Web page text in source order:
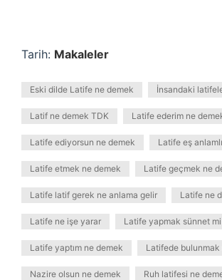
Tarih: Makaleler
Eski dilde Latife ne demek İnsandaki
Latif ne demek TDK Latife ederim ne
Latife ediyorsun ne demek Latife eş
Latife etmek ne demek Latife geçmek ne
Latife latif gerek ne anlama gelir Latife ne
Latife ne işe yarar Latife yapmak sünnet mi
Latife yaptım ne demek Latifede bulunmak
Nazire olsun ne demek Ruh latifesi ne